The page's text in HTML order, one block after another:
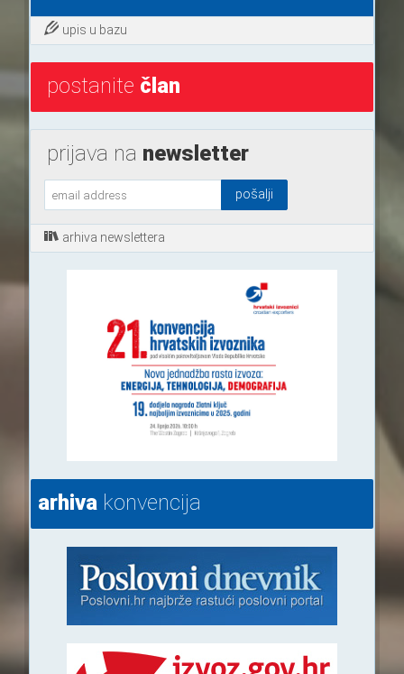
upis u bazu
postanite član
prijava na newsletter
arhiva newslettera
arhivakonvencija